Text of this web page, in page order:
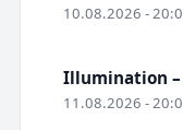
10.08.2026 -
Illumination
11.08.2026 -